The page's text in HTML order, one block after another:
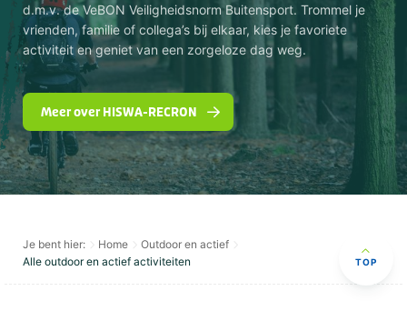
Activiteiten
Survival
Overig
Games
Robinson
Zeskamp
Type
Outdoor
Gezelschap
Bedrijfsuitje
Vrijgezellenfeest mannen
Vrijgezellenfeest vrouwen
d.m.v. de VeBON Veiligheidsnorm Buitensport. Trommel je
vrienden, familie of collega’s bij elkaar, kies je favoriete
activiteit en geniet van een zorgeloze dag weg.
Meer over HISWA-RECRON
Je bent hier: Home
Outdoor en actief
Alle outdoor en actief activiteiten
TOP